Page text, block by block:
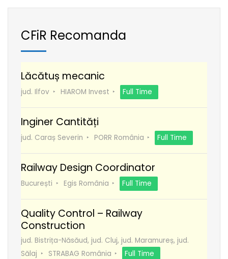
CFiR Recomanda
Lăcătuș mecanic
jud. Ilfov HIAROM Invest Full Time
Inginer Cantități
jud. Caraș Severin PORR România Full Time
Railway Design Coordinator
București Egis România Full Time
Quality Control – Railway
Construction
jud. Bistrița-Năsăud, jud. Cluj, jud. Maramureș, jud.
Sălaj
STRABAG România Full Time